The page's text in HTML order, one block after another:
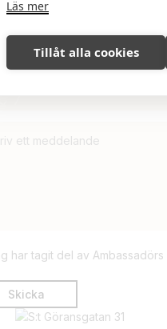
Läs mer
Tillåt alla cookies
har tagit del av Ambassadörs